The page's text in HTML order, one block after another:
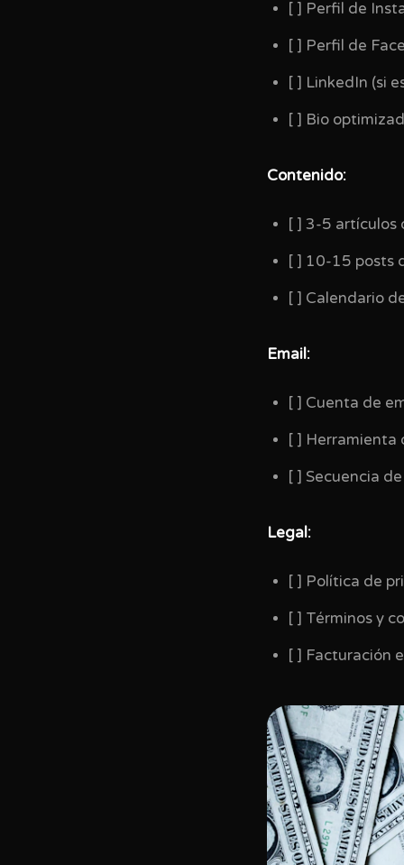
[ ] Perfil de
[ ] Perfil de
[ ] LinkedIn (si
[ ] Bio
Contenido:
[ ] 3-5 artículos
[ ] 10-15 posts
[ ] Calendario
Email:
[ ] Cuenta de
[ ] Herramienta
[ ] Secuencia
Legal:
[ ] Política de
[ ] Términos y
[ ] Facturación